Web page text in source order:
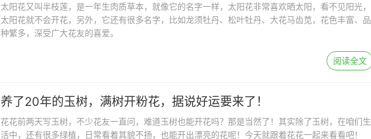
太阳花又叫半枝莲，是一年生肉质草本，就像它的名字一样，太阳花非常喜欢晒太阳，看不见阳光，
太阳花就不会开花，另外，它还有很多名字，比如龙须牡丹、松叶牡丹、大花马齿苋，花色丰富、品
种繁多，深受广大花友的喜爱。
阅读全文
养了20年的玉树，满树开粉花，据说好运要来了！
花花前两天写玉树，不少花友一直问，难道玉树也能开花吗？那是当然了！其实除了玉树，在咱们生
活中，还有很多绿植，日常看着其貌不扬，也能开出漂亮的花呢！今天就跟着花花一起来看看吧！